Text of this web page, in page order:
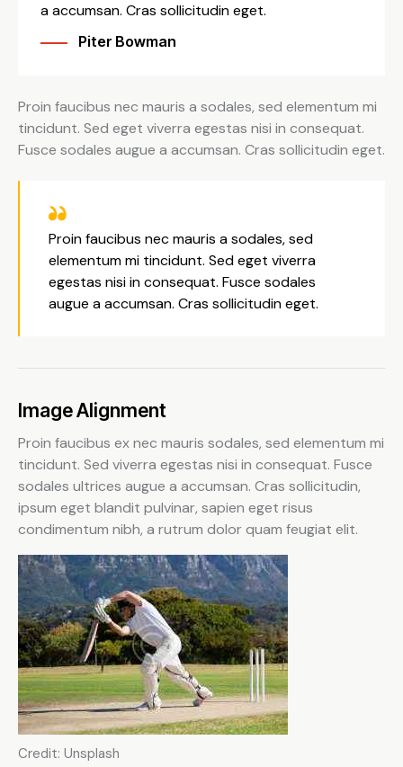
a accumsan. Cras sollicitudin eget.
Piter Bowman
Proin faucibus nec mauris a sodales, sed elementum mi
tincidunt. Sed eget viverra egestas nisi in consequat.
Fusce sodales augue a accumsan. Cras sollicitudin eget.
Proin faucibus nec mauris a sodales, sed
elementum mi tincidunt. Sed eget viverra
egestas nisi in consequat. Fusce sodales
augue a accumsan. Cras sollicitudin eget.
Image Alignment
Proin faucibus ex nec mauris sodales, sed elementum mi
tincidunt. Sed viverra egestas nisi in consequat. Fusce
sodales ultrices augue a accumsan. Cras sollicitudin,
ipsum eget blandit pulvinar, sapien eget risus
condimentum nibh, a rutrum dolor quam feugiat elit.
Credit: Unsplash